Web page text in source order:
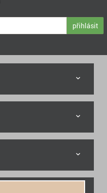
přihlásit